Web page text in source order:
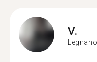
V.
Legnano